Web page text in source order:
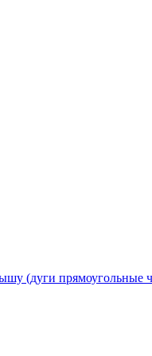
(дуги прямоугольные